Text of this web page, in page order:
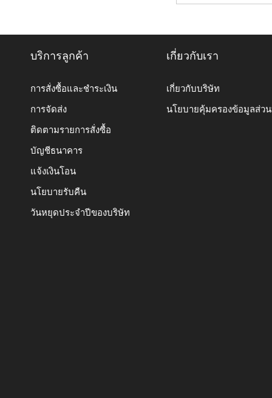
บริการลูกค้า
การสั่งซื้อและชำระเงิน
การจัดส่ง
ติดตามรายการสั่งซื้อ
บัญชีธนาคาร
แจ้งเงินโอน
นโยบายรับคืน
วันหยุดประจำปีของบริษัท
เกี่ยวกับเรา
เกี่ยวกับบริษัท
นโยบายคุ้มครองข้อมูลส่ว